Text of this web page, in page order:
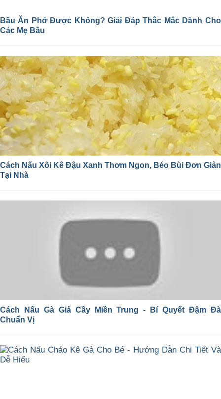
Bầu Ăn Phở Được Không? Giải Đáp Thắc Mắc Dành Cho
Các Mẹ Bầu
Cách Nấu Xôi Kê Đậu Xanh Thơm Ngon, Béo Bùi Đơn Giản
Tại Nhà
Cách Nấu Gà Giả Cầy Miền Trung - Bí Quyết Đậm Đà
Chuẩn Vị